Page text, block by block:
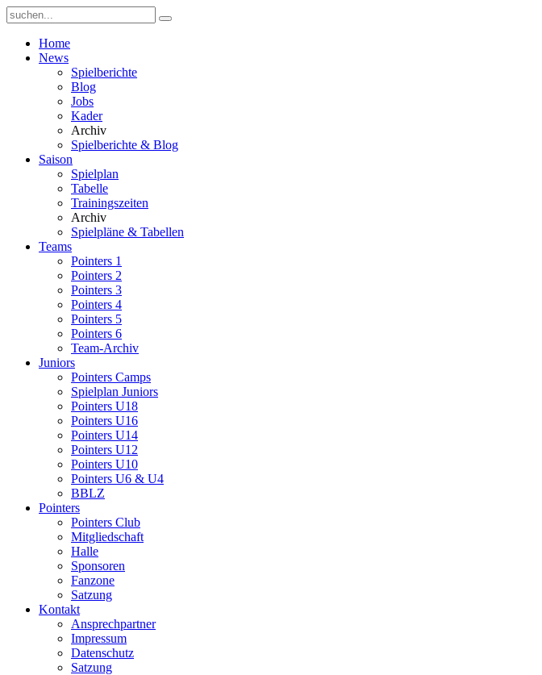
Home
News
Spielberichte
Blog
Jobs
Kader
Archiv
Spielberichte & Blog
Saison
Spielplan
Tabelle
Trainingszeiten
Archiv
Spielpläne & Tabellen
Teams
Pointers 1
Pointers 2
Pointers 3
Pointers 4
Pointers 5
Pointers 6
Team-Archiv
Juniors
Pointers Camps
Spielplan Juniors
Pointers U18
Pointers U16
Pointers U14
Pointers U12
Pointers U10
Pointers U6 & U4
BBLZ
Pointers
Pointers Club
Mitgliedschaft
Halle
Sponsoren
Fanzone
Satzung
Kontakt
Ansprechpartner
Impressum
Datenschutz
Satzung